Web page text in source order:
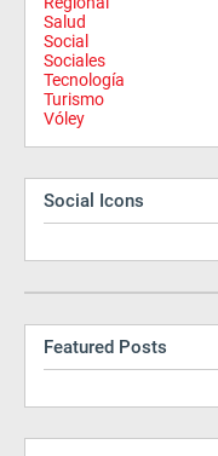
Salud
Social
Sociales
Tecnología
Turismo
Vóley
Social Icons
Featured Posts